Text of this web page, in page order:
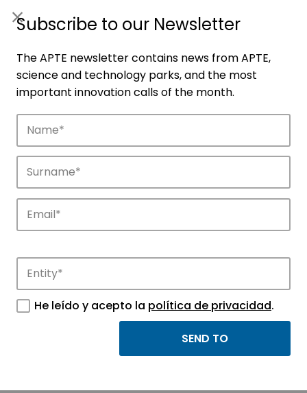
Companies
Discover the companies that drive
innovation in APTE’s parks.
Subscribe to our Newsletter
The APTE newsletter contains news from APTE,
science and technology parks, and the most
important innovation calls of the month.
He leído y acepto la política de privacidad.